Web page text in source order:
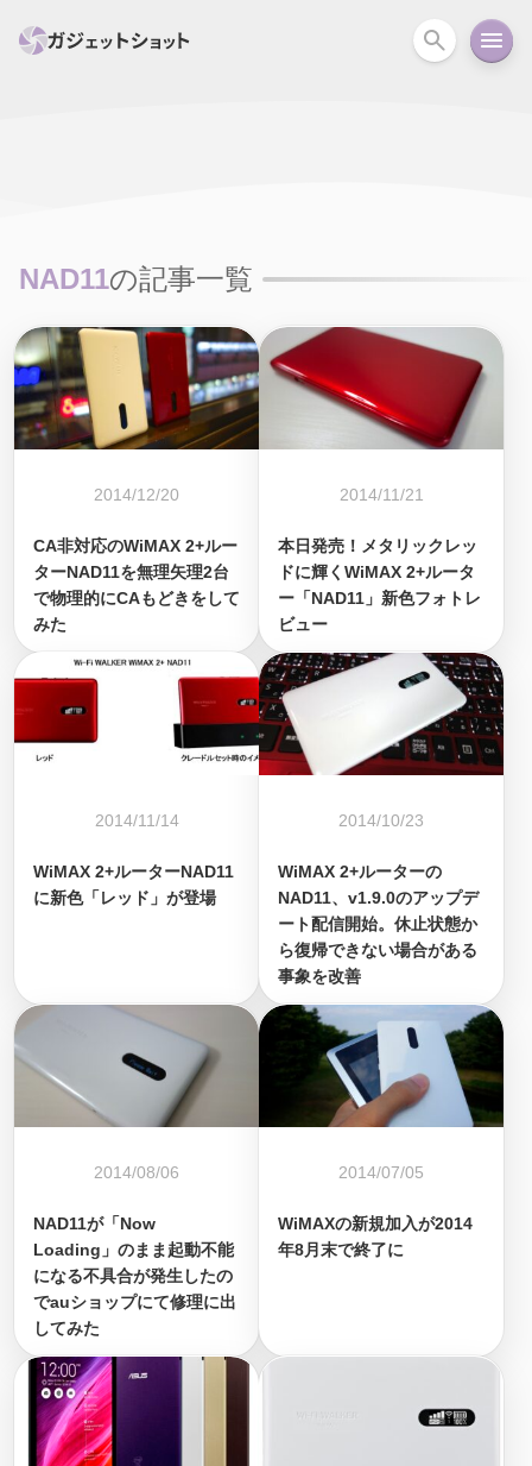
ガイド ニュース オーディオ
NAD11の記事一覧
2014/12/20
CA非対応のWiMAX 2+ルー
ターNAD11を無理矢理2台
で物理的にCAもどきをして
みた
2014/11/21
本日発売！メタリックレッ
ドに輝くWiMAX 2+ルータ
ー「NAD11」新色フォトレ
ビュー
2014/11/14
WiMAX 2+ルーターNAD11
に新色「レッド」が登場
2014/10/23
WiMAX 2+ルーターの
NAD11、v1.9.0のアップデ
ート配信開始。休止状態か
ら復帰できない場合がある
事象を改善
2014/08/06
NAD11が「Now
Loading」のまま起動不能
になる不具合が発生したの
でauショップにて修理に出
してみた
2014/07/05
WiMAXの新規加入が2014
年8月末で終了に